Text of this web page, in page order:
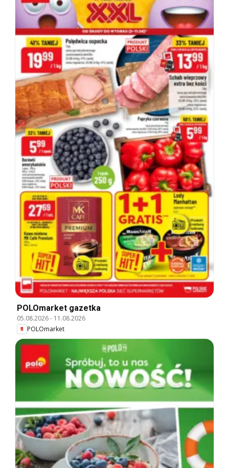
POLOmarket gazetka
05.08.2026- 11.08.2026
POLOmarket